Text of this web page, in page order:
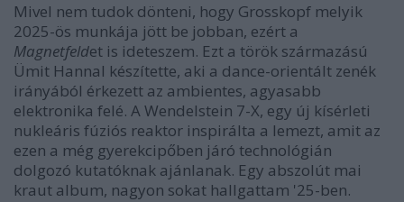
Mivel nem tudok dönteni, hogy Grosskopf melyik
2025-ös munkája jött be jobban, ezért a
Magnetfeldet is ideteszem. Ezt a török származású
Ümit Hannal készítette, aki a dance-orientált zenék
irányából érkezett az ambientes, agyasabb
elektronika felé. A Wendelstein 7-X, egy új kísérleti
nukleáris fúziós reaktor inspirálta a lemezt, amit az
ezen a még gyerekcipőben járó technológián
dolgozó kutatóknak ajánlanak. Egy abszolút mai
kraut album, nagyon sokat hallgattam '25-ben.